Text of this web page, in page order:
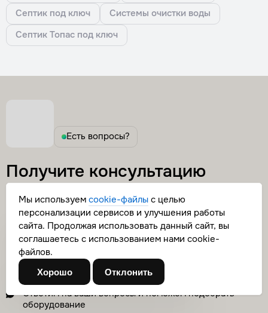
Септик под ключ
Системы очистки воды
Септик Топас под ключ
Есть вопросы?
Получите консультацию
нашего специалиста,
стоимости оборудования
и монтажа
Мы перезвоним в рабочее время в течении дня
Ответим на ваши вопросы и поможем подобрать
оборудование
Ваш город
Москва
Выбрать другой Да, верно
Мы используем cookie-файлы с целью
персонализации сервисов и улучшения работы
сайта. Продолжая использовать данный сайт, вы
соглашаетесь с использованием нами cookie-
файлов.
Хорошо Отклонить